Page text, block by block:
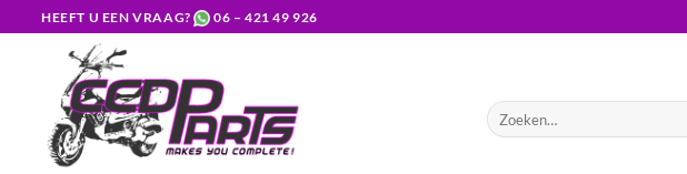
naar
HEEFT U EEN VRAAG? 06 – 421 49 926
Zoeken
naar: